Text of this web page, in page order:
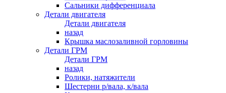
Сальники дифференциала
Детали двигателя
Детали двигателя
назад
Крышка маслозаливной горловины
Детали ГРМ
Детали ГРМ
назад
Ролики, натяжители
Шестерни р/вала, к/вала